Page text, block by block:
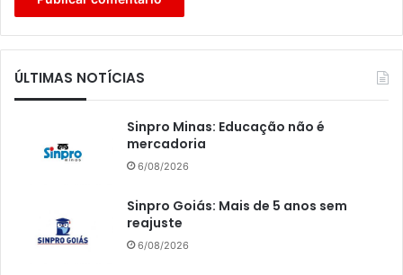
ÚLTIMAS NOTÍCIAS
Sinpro Minas: Educação não é
mercadoria
6/08/2026
Sinpro Goiás: Mais de 5 anos sem
reajuste
6/08/2026